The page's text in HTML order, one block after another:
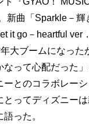
新曲「Sparkle－
it go－heartful ver
大ブームになった
なって心配だった
ーとのコラボレー
とってディズニー
った。